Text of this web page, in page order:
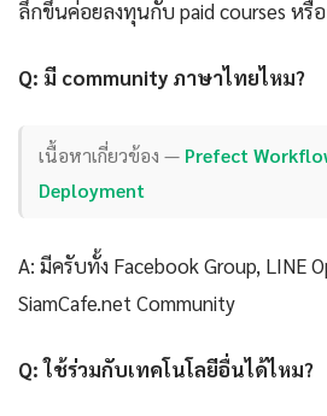
ลึกขึ้นค่อยลงทุนกับ paid courses หรื
Q: มี community ภาษาไทยไหม?
เนื้อหาเกี่ยวข้อง — Prefect
Deployment
A: มีครับทั้ง Facebook Group, LINE
SiamCafe.net Community
Q: ใช้ร่วมกับเทคโนโลยีอื่นได้ไหม?